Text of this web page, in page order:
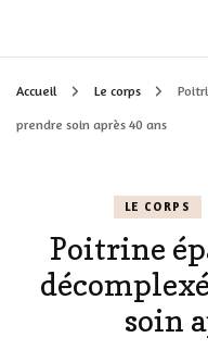
Accueil Le corps
prendre soin après 40 ans
LE CORPS
Poitrine
soin